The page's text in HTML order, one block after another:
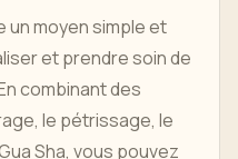
un moyen simple et
et prendre soin de
combinant des
le pétrissage, le
Sha, vous pouvez